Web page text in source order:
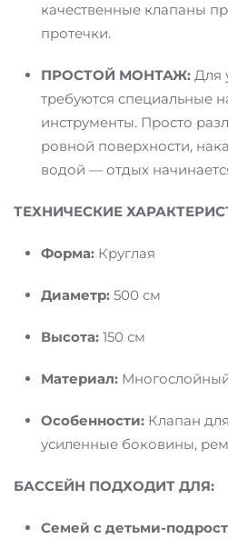
качественные клапаны
протечки.
ПРОСТОЙ МОНТАЖ: Для
требуются специальные
инструменты. Просто
ровной поверхности,
водой — отдых
ТЕХНИЧЕСКИЕ
Форма: Круглая
Диаметр: 500 см
Высота: 150 см
Материал:
Особенности: Клапан
усиленные боковины,
БАССЕЙН ПОДХОДИТ ДЛЯ:
Семей с детьми-